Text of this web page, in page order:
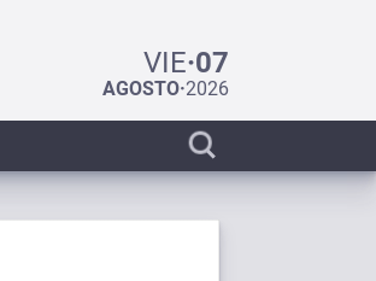
VIE·07
AGOSTO·2026
Display
search